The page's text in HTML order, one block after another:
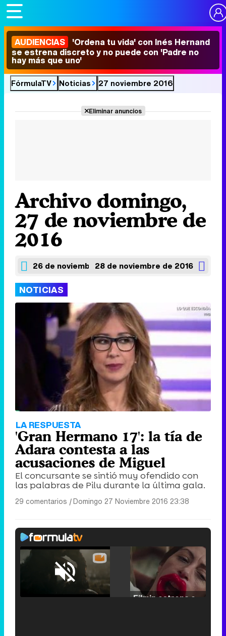
AUDIENCIAS 'Ordena tu vida' con Inés Hernand
se estrena discreto y no puede con 'Padre no
hay más que uno'
FórmulaTV Noticias 27 noviembre 2016
Eliminar anuncios
Archivo domingo,
27 de noviembre de
2016
26 de noviembre de 201628 de noviembre de 2016
NOTICIAS
LA RESPUESTA
'Gran Hermano 17': la tía de
Adara contesta a las
acusaciones de Miguel
El concursante se sintió muy ofendido con
las palabras de Pilu durante la última gala.
29 comentarios |Domingo 27 Noviembre 2016 23:38
Unmute /